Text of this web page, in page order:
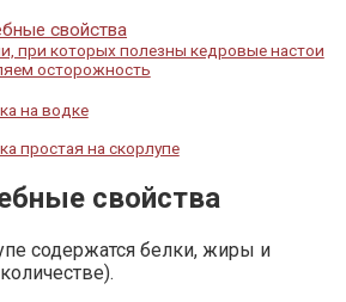
свойства
при которых полезны кедровые настои
осторожность
на водке
простая на скорлупе
свойства
содержатся белки, жиры и